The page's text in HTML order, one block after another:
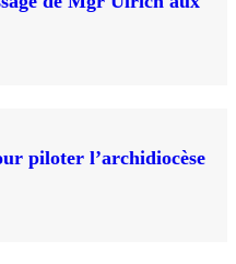
piloter l’archidiocèse